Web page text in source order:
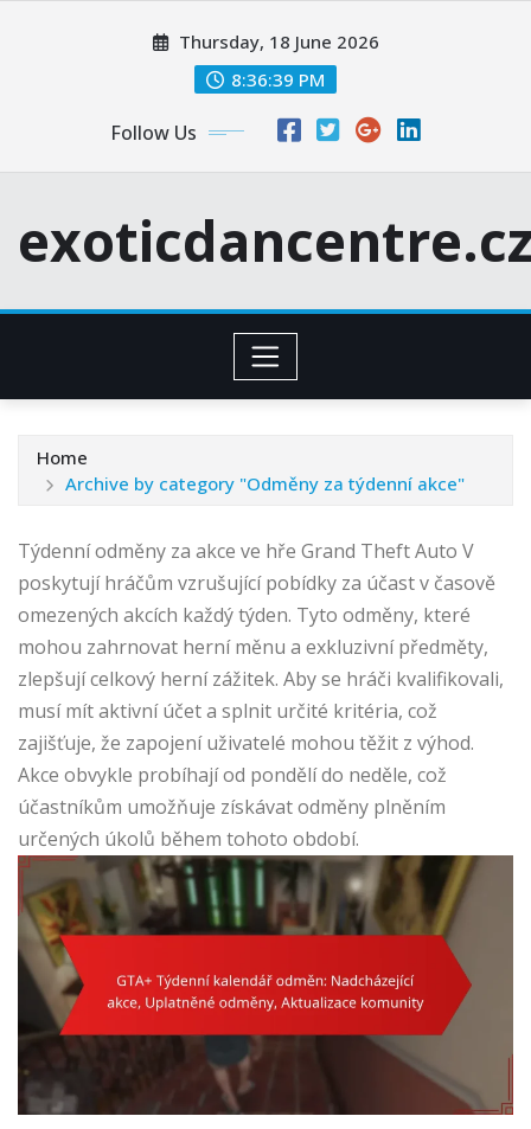
Thursday, 18 June 2026
8:36:41 PM
Follow Us
Home
Archive by category "Odměny za týdenní akce"
Týdenní odměny za akce ve hře Grand Theft Auto V
poskytují hráčům vzrušující pobídky za účast v časově
omezených akcích každý týden. Tyto odměny, které
mohou zahrnovat herní měnu a exkluzivní předměty,
zlepšují celkový herní zážitek. Aby se hráči kvalifikovali,
musí mít aktivní účet a splnit určité kritéria, což
zajišťuje, že zapojení uživatelé mohou těžit z výhod.
Akce obvykle probíhají od pondělí do neděle, což
účastníkům umožňuje získávat odměny plněním
určených úkolů během tohoto období.